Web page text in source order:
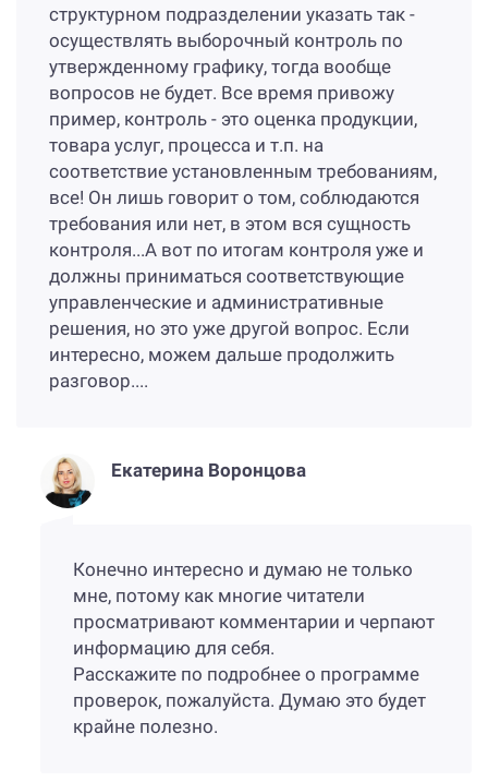
структурном подразделении указать так -
осуществлять выборочный контроль по
утвержденному графику, тогда вообще
вопросов не будет. Все время привожу
пример, контроль - это оценка продукции,
товара услуг, процесса и т.п. на
соответствие установленным требованиям,
все! Он лишь говорит о том, соблюдаются
требования или нет, в этом вся сущность
контроля...А вот по итогам контроля уже и
должны приниматься соответствующие
управленческие и административные
решения, но это уже другой вопрос. Если
интересно, можем дальше продолжить
разговор....
Екатерина Воронцова
Конечно интересно и думаю не только
мне, потому как многие читатели
просматривают комментарии и черпают
информацию для себя.
Расскажите по подробнее о программе
проверок, пожалуйста. Думаю это будет
крайне полезно.